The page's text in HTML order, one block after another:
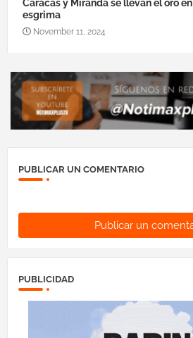
Caracas y Miranda se llevan el oro
esgrima
November 11, 2024
PUBLICAR UN COMENTARIO
Publicar un
PUBLICIDAD